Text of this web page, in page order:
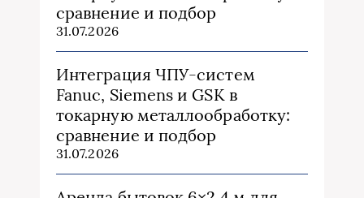
сравнение и подбор
31.07.2026
Интеграция ЧПУ-систем
Fanuc, Siemens и GSK в
токарную металлообработку:
сравнение и подбор
31.07.2026